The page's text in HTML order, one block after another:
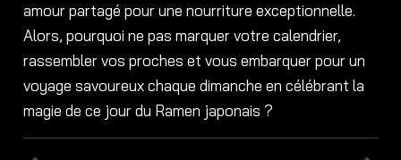
amour partagé pour une nourriture exceptionnelle.
Alors, pourquoi ne pas marquer votre calendrier,
rassembler vos proches et vous embarquer pour un
voyage savoureux chaque dimanche en célébrant la
magie de ce jour du Ramen japonais ?